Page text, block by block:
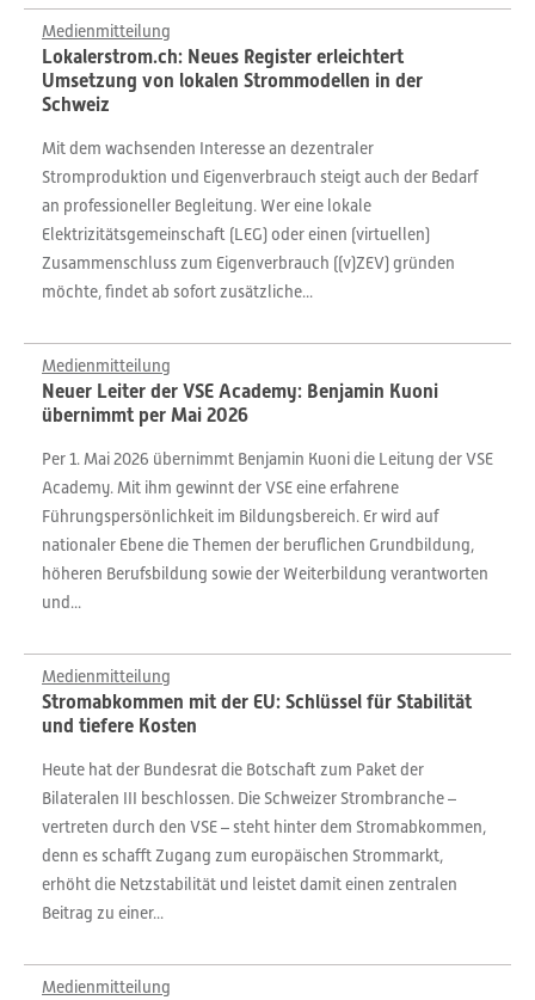
Medienmitteilung
Lokalerstrom.ch: Neues Register erleichtert
Umsetzung von lokalen Strommodellen in der
Schweiz
Mit dem wachsenden Interesse an dezentraler
Stromproduktion und Eigenverbrauch steigt auch der Bedarf
an professioneller Begleitung. Wer eine lokale
Elektrizitätsgemeinschaft (LEG) oder einen (virtuellen)
Zusammenschluss zum Eigenverbrauch ((v)ZEV) gründen
möchte, findet ab sofort zusätzliche...
Medienmitteilung
Neuer Leiter der VSE Academy: Benjamin Kuoni
übernimmt per Mai 2026
Per 1. Mai 2026 übernimmt Benjamin Kuoni die Leitung der VSE
Academy. Mit ihm gewinnt der VSE eine erfahrene
Führungspersönlichkeit im Bildungsbereich. Er wird auf
nationaler Ebene die Themen der beruflichen Grundbildung,
höheren Berufsbildung sowie der Weiterbildung verantworten
und...
Medienmitteilung
Stromabkommen mit der EU: Schlüssel für Stabilität
und tiefere Kosten
Heute hat der Bundesrat die Botschaft zum Paket der
Bilateralen III beschlossen. Die Schweizer Strombranche –
vertreten durch den VSE – steht hinter dem Stromabkommen,
denn es schafft Zugang zum europäischen Strommarkt,
erhöht die Netzstabilität und leistet damit einen zentralen
Beitrag zu einer...
Medienmitteilung